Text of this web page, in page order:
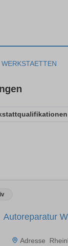
WERKSTAETTEN
Autoreparatur
Adresse